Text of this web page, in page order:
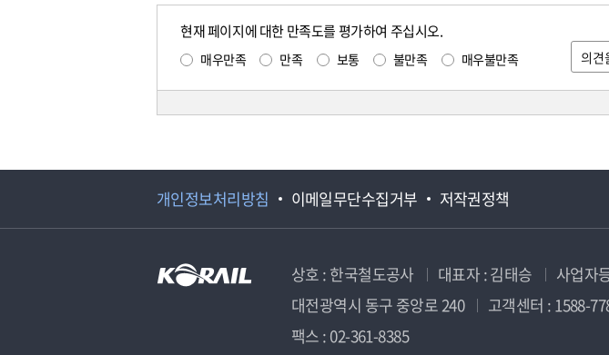
현재 페이지에 대한 만족도를 평가하여 주십시오.
매우만족 만족 보통 불만족 매우불만족
개인정보처리방침 이메일무단수집거부 저작권정책
상호 : 한국철도공사 대표자 : 김태승 사업자
대전광역시 동구 중앙로 240
고객센터 : 1588-
팩스 : 02-361-8385